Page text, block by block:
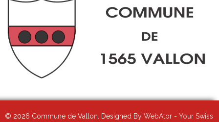
© 2026 Commune de Vallon. Designed By WebAtor - Your Swiss